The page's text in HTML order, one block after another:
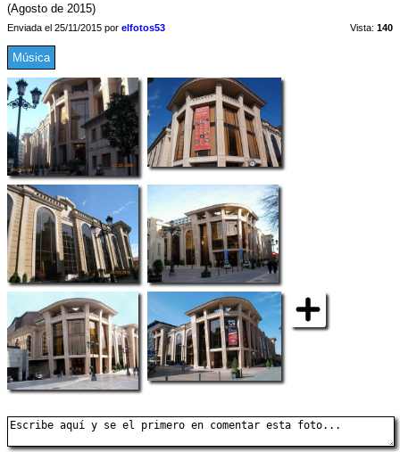
(Agosto de 2015)
Enviada el 25/11/2015 por elfotos53 Vista: 140
Música